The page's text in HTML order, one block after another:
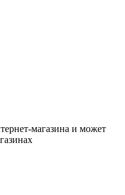
магазина и может